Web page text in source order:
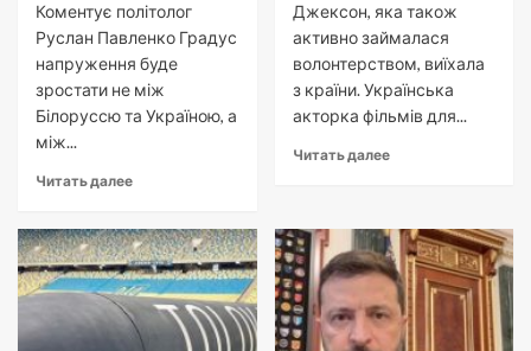
Коментує політолог
Руслан Павленко Градус
напруження буде
зростати не між
Білоруссю та Україною, а
між...
Читать далее
Джексон, яка також
активно займалася
волонтерством, виїхала
з країни. Українська
акторка фільмів для...
Читать далее